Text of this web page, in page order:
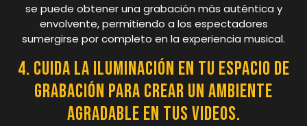
se puede obtener una grabación más auténtica y
envolvente, permitiendo a los espectadores
sumergirse por completo en la experiencia musical.
4. Cuida la iluminación en tu espacio de
grabación para crear un ambiente
agradable en tus videos.